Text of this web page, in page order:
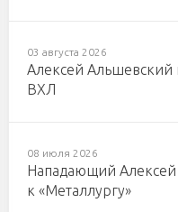
03 августа 2026
Алексей Альшевский
ВХЛ
08 июля 2026
Нападающий
к «Металлургу»